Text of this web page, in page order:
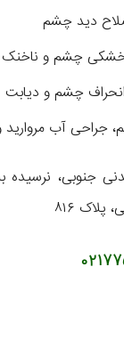
دید چشم
خشکی چشم و
انحراف چشم و دیابت
جراحی آب
جنوبی، نرسیده
۸۱۶